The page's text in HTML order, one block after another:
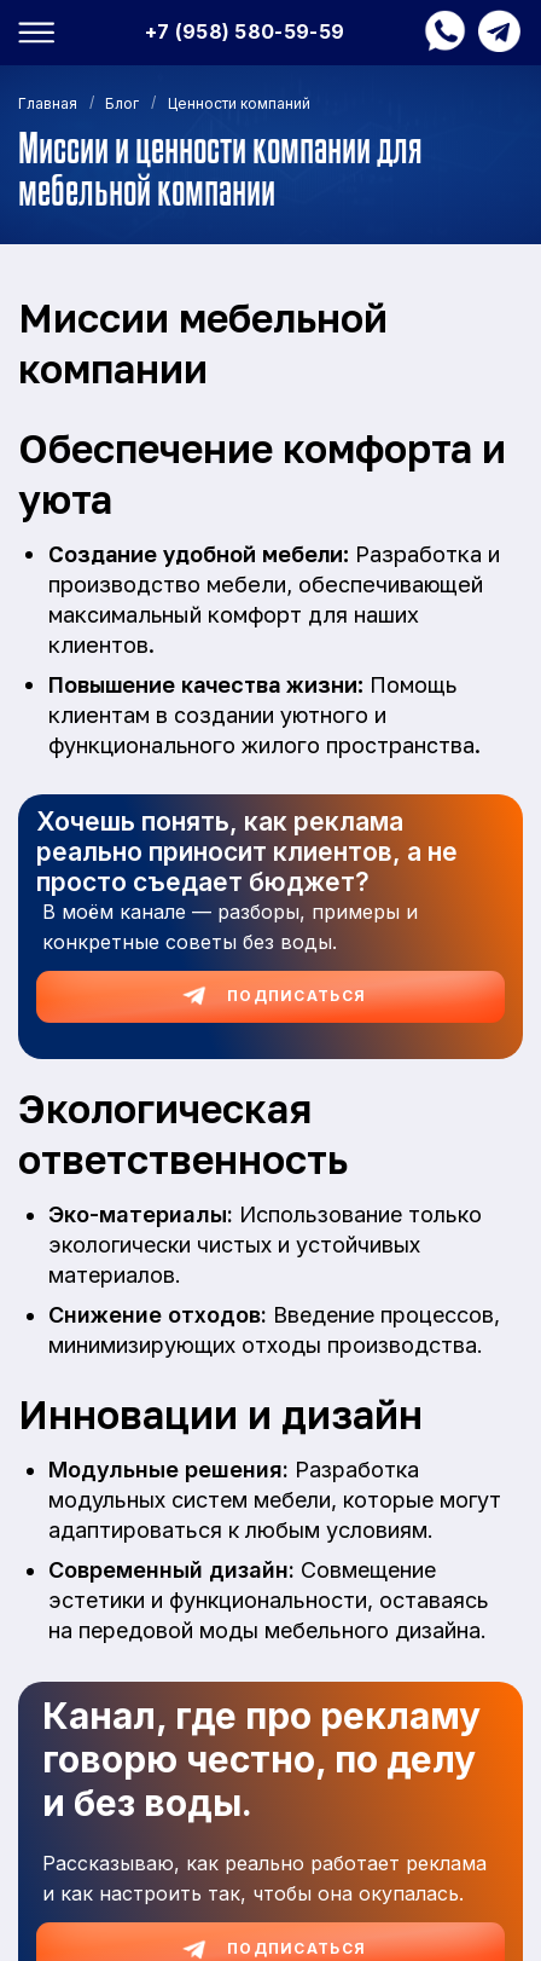
+7 (958) 580-59-59
Главная / Блог / Ценности компаний
Миссии и ценности компании для
мебельной компании
Миссии мебельной
компании
Обеспечение комфорта и
уюта
Создание удобной мебели: Разработка и
производство мебели, обеспечивающей
максимальный комфорт для наших
клиентов.
Повышение качества жизни: Помощь
клиентам в создании уютного и
функционального жилого пространства.
Хочешь понять, как реклама
реально приносит клиентов, а не
просто съедает бюджет?
В моём канале — разборы, примеры и
конкретные советы без воды.
ПОДПИСАТЬСЯ
Экологическая
ответственность
Эко-материалы: Использование только
экологически чистых и устойчивых
материалов.
Снижение отходов: Введение процессов,
минимизирующих отходы производства.
Инновации и дизайн
Модульные решения: Разработка
модульных систем мебели, которые могут
адаптироваться к любым условиям.
Современный дизайн: Совмещение
эстетики и функциональности, оставаясь
на передовой моды мебельного дизайна.
Канал, где про рекламу
говорю честно, по делу
и без воды.
Рассказываю, как реально работает реклама
и как настроить так, чтобы она окупалась.
ПОДПИСАТЬСЯ